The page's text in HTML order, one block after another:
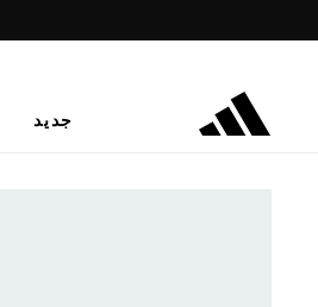
جديد